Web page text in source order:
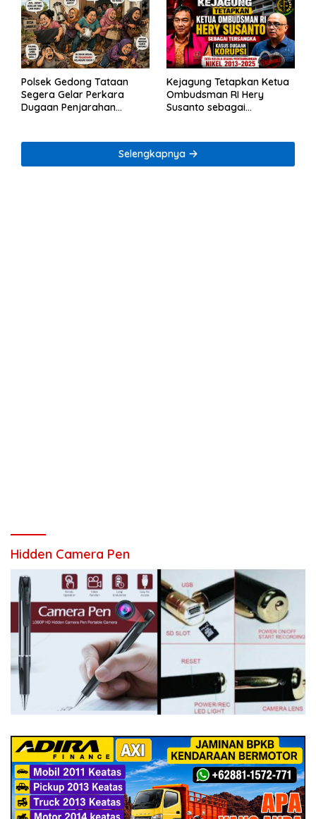
Polsek Gedong Tataan
Segera Gelar Perkara
Dugaan Penjarahan
Kejagung Tetapkan Ketua
Ombudsman RI Hery
Susanto sebagai
Tambang Nikel
Selengkapnya
Hidden Camera Pen